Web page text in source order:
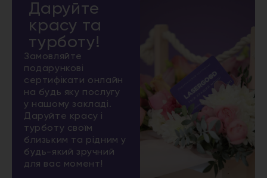
Даруйте
красу та
турботу!
Замовляйте
подарункові
сертифікати онлайн
на будь яку послугу
у нашому закладі.
Даруйте красу і
турботу своїм
близьким та рідним у
будь-який зручний
для вас момент!